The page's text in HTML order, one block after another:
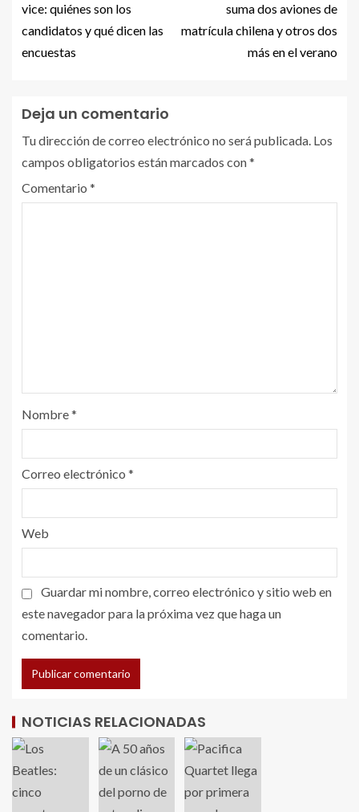
vice: quiénes son los
candidatos y qué dicen las
encuestas
suma dos aviones de
matrícula chilena y otros dos
más en el verano
Deja un comentario
Tu dirección de correo electrónico no será publicada. Los
campos obligatorios están marcados con*
Comentario *
Nombre*
Correo electrónico *
Web
Guardar mi nombre, correo electrónico y sitio web en
este navegador para la próxima vez que haga un
comentario.
NOTICIAS RELACIONADAS